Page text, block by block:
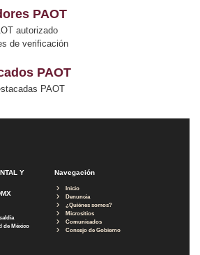
PAOT
autorizado
de verificación
PAOT
PAOT
Y
de México
Navegación
Inicio
Denuncia
¿Quiénes somos?
Micrositios
Comunicados
Consejo de Gobierno